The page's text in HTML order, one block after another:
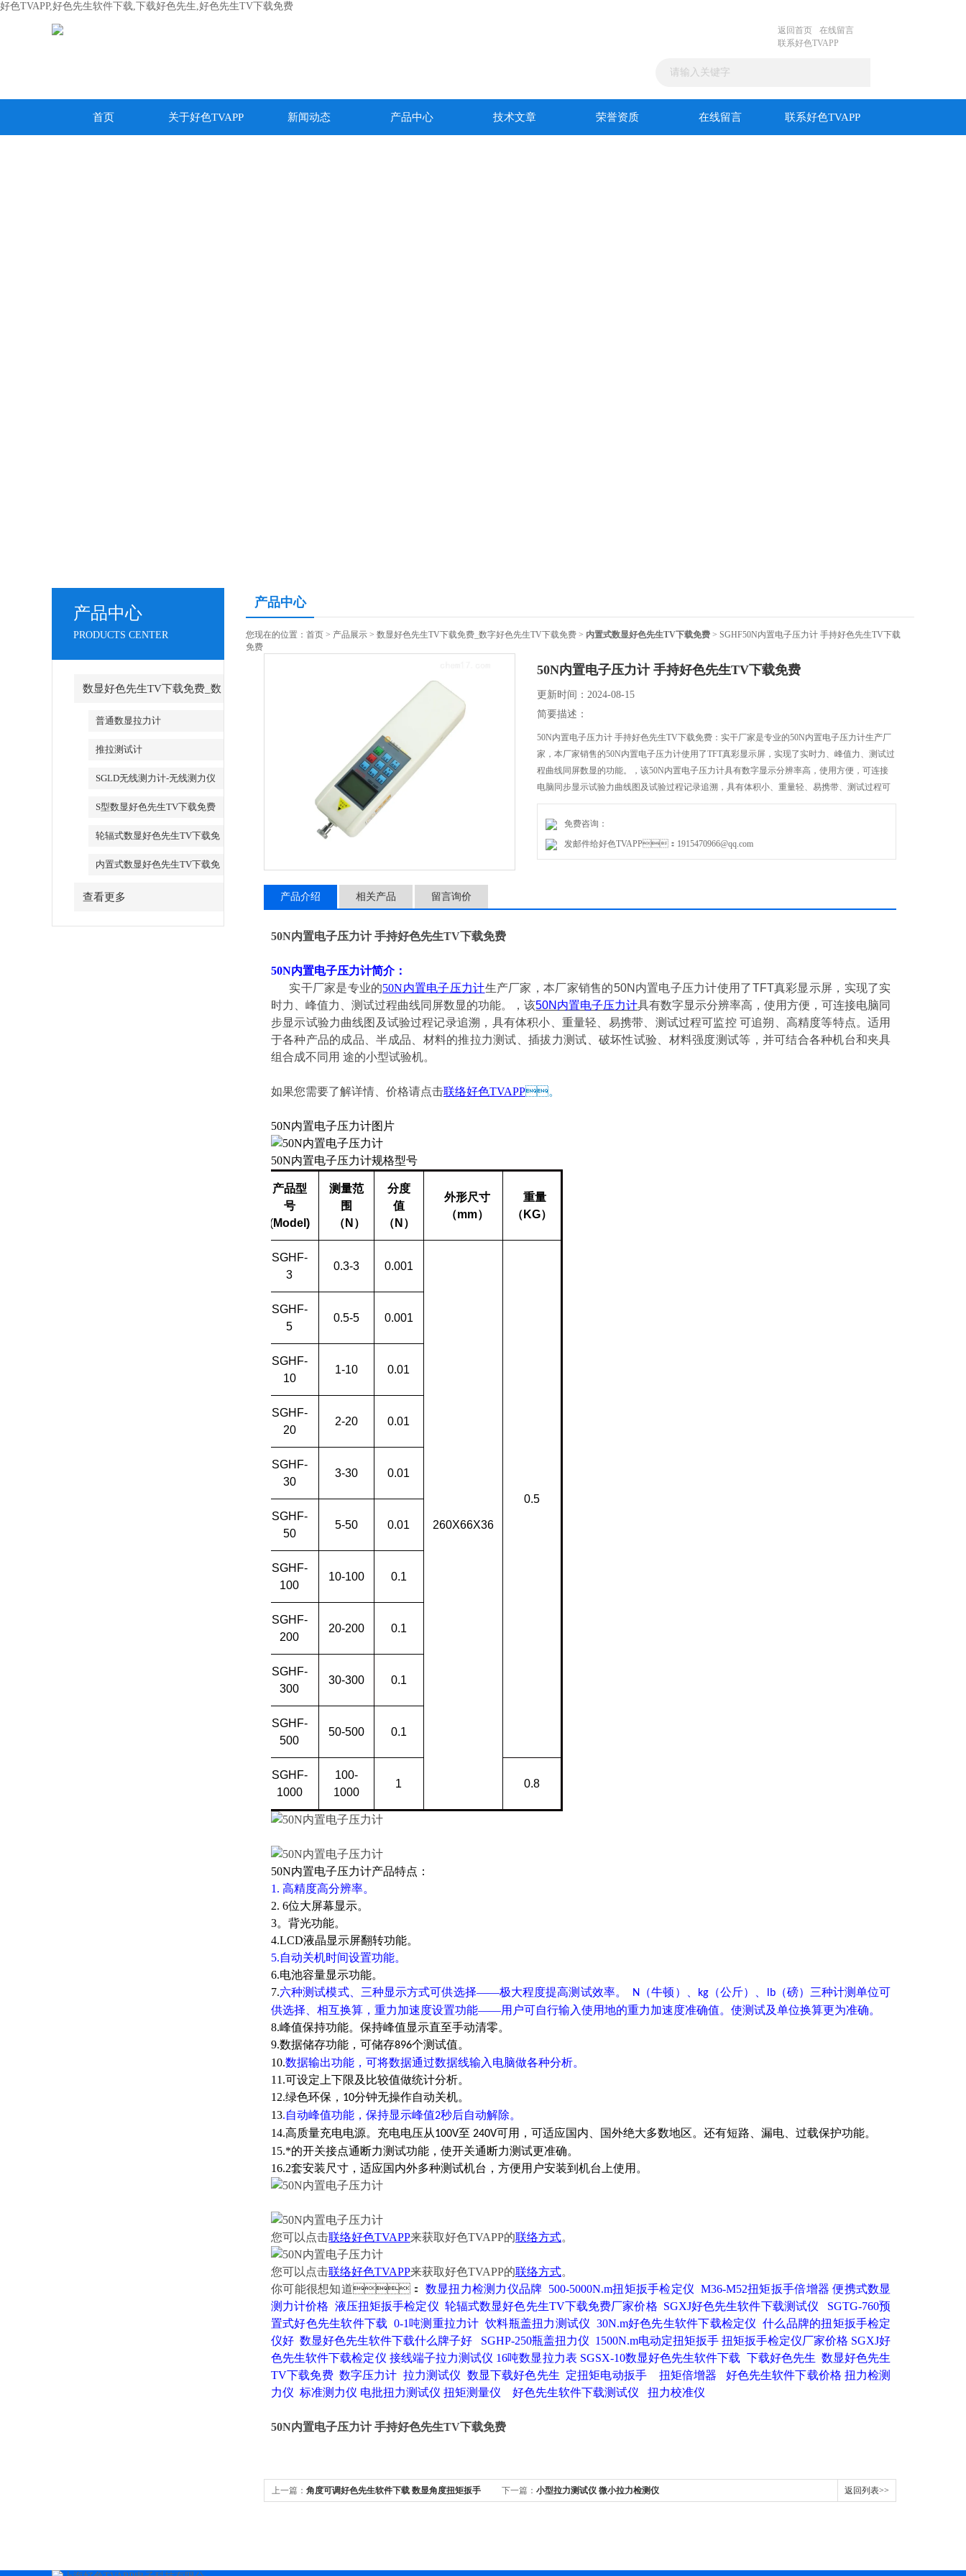
好色TVAPP,好色先生软件下载,下载好色先生,好色先生TV下载免费
返回首页
在线留言
联系好色TVAPP
首页 关于好色TVAPP 新闻动态 产品中心 技术文章 荣誉资质 在线留言 联系好色TVAPP
产品中心
PRODUCTS CENTER
数显好色先生TV下载免费_数
字好色先生TV下载免费
普通数显拉力计
推拉测试计
SGLD无线测力计-无线测力仪
S型数显好色先生TV下载免费
轮辐式数显好色先生TV下载免
内置式数显好色先生TV下载免
查看更多
产品中心
您现在的位置： 首页 > 产品展示 > 数显好色先生TV下载免费_数字好色先生TV下载免费 > 内置式数显好色先生TV下载免费 > SGHF50N内置电子压力计 手持好色先生TV下载
免费
50N内置电子压力计 手持好色先生TV下载免费
更新时间：2024-08-15
简要描述：
50N内置电子压力计 手持好色先生TV下载免费：实干厂家是专业的50N内置电子压力计生产厂
家，本厂家销售的50N内置电子压力计使用了TFT真彩显示屏，实现了实时力、峰值力、测试过
程曲线同屏数显的功能。，该50N内置电子压力计具有数字显示分辨率高，使用方便，可连接
电脑同步显示试验力曲线图及试验过程记录追溯，具有体积小、重量轻、易携带、测试过程可
监控 可追朔、高精度等特点。适用于各种产品的成品、半成品、材料的推拉
免费咨询：
发邮件给好色TVAPP：1915470966@qq.com
产品介绍 相关产品 留言询价
50N内置电子压力计 手持好色先生TV下载免费
50N内置电子压力计简介：
实干厂家是专业的50N内置电子压力计生产厂家，本厂家销售的50N 内置电子压力计使用了TFT真彩显示屏，实现了实
时力、峰值力、测试过程曲线同屏数显的功能。
，该50N内置电子压力计具有数字显示分辨率高，使用方便，可连接电脑同
步显示试验力曲线图及试验过程记录追溯，具有体积小、重量轻、易携带、测试过程可监控 可追朔、高精度等特点。适用
于各种产品的成品、半成品、材料的推拉力测试、插拔力测试、破坏性试验、材料强度测试等，并可结合各种机台和夹具
组合成不同用 途的小型试验机。
如果您需要了解详情、价格请点击联络好色TVAPP。
50N内置电子压力计图片
50N内置电子压力计规格型号
产品型
号
(Model)
测量范
围
（ N ）
分度
值
（ N ）
外形尺寸
（mm）
重量
（ KG）
SGHF-
3
0.3-3 0.001
260X66X36
0.5
SGHF-
5
0.5-5 0.001
SGHF-
10
1-10 0.01
SGHF-
20
2-20 0.01
SGHF-
30
3-30 0.01
SGHF-
50
5-50 0.01
SGHF-
100
10-100 0.1
SGHF-
200
20-200 0.1
SGHF-
300
30-300 0.1
SGHF-
500
50-500 0.1
SGHF-
1000
100-
1000
1 0.8
50N内置电子压力计产品特点：
1. 高精度高分辨率。
2. 6位大屏幕显示。
3。背光功能。
4.LCD液晶显示屏翻转功能。
5.自动关机时间设置功能。
6.电池容量显示功能。
7.六种测试模式、三种显示方式可供选择——极大程度提高测试效率。 N （牛顿）、 kg（公斤）、 lb（磅）三种计测单位可
供选择、相互换算，重力加速度设置功能——用户可自行输入使用地的重力加速度准确值。使测试及单位换算更为准确。
8.峰值保持功能。保持峰值显示直至手动清零。
9.数据储存功能，可储存896个测试值。
10.数据输出功能，可将数据通过数据线输入电脑做各种分析。
11.可设定上下限及比较值做统计分析。
12.绿色环保， 10分钟无操作自动关机。
13.自动峰值功能，保持显示峰值2秒后自动解除。
14.高质量充电电源。充电电压从100V至 240V可用，可适应国内、国外绝大多数地区。还有短路、漏电、过载保护功能。
15.*的开关接点通断力测试功能，使开关通断力测试更准确。
16.2套安装尺寸，适应国内外多种测试机台，方便用户安装到机台上使用。
您可以点击联络好色TVAPP来获取好色TVAPP的联络方式。
您可以点击联络好色TVAPP来获取好色TVAPP的联络方式。
你可能很想知道： 数显扭力检测力仪品牌 500-5000N.m扭矩扳手检定仪 M36-M52扭矩扳手倍增器 便携式数显
测力计价格 液压扭矩扳手检定仪 轮辐式数显好色先生TV下载免费厂家价格 SGXJ好色先生软件下载测试仪
SGTG-760预
置式好色先生软件下载 0-1吨测重拉力计 饮料瓶盖扭力测试仪 30N.m好色先生软件下载检定仪 什么品牌的扭矩扳手检定
仪好 数显好色先生软件下载什么牌子好 SGHP-250瓶盖扭力仪 1500N.m电动定扭矩扳手 扭矩扳手检定仪厂家价格 SGXJ好
色先生软件下载检定仪 接线端子拉力测试仪 16吨数显拉力表 SGSX-10数显好色先生软件下载 下载好色先生 数显好色先生
TV下载免费 数字压力计 拉力测试仪 数显下载好色先生 定扭矩电动扳手 扭矩倍增器 好色先生软件下载价格 扭力检测
力仪 标准测力仪 电批扭力测试仪 扭矩测量仪 好色先生软件下载测试仪 扭力校准仪
50N内置电子压力计 手持好色先生TV下载免费
上一篇： 角度可调好色先生软件下载 数显角度扭矩扳手 下一篇： 小型拉力测试仪 微小拉力检测仪 返回列表>>